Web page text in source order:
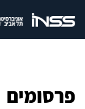
פרסומים